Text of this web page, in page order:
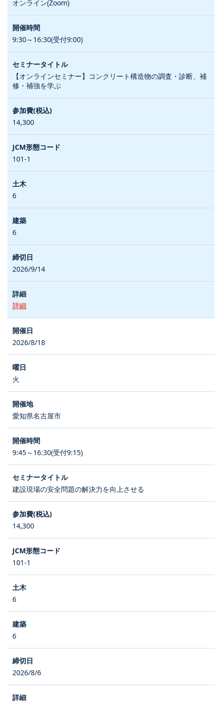
オンライン(Zoom)
9:30～16:30(受付9:00)
【オンラインセミナー】コンクリート構造物の調査・診断、補
修・補強を学ぶ
14,300
101-1
6
6
2026/9/14
詳細
2026/8/18
火
愛知県名古屋市
9:45～16:30(受付9:15)
建設現場の安全問題の解決力を向上させる
14,300
101-1
6
6
2026/8/6